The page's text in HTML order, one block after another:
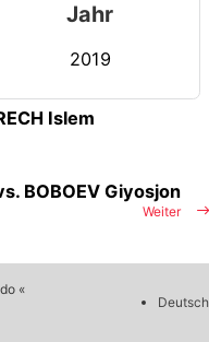
Jahr
2019
Islem
Weiter
BOBOEV Giyosjon
«
Deutsch